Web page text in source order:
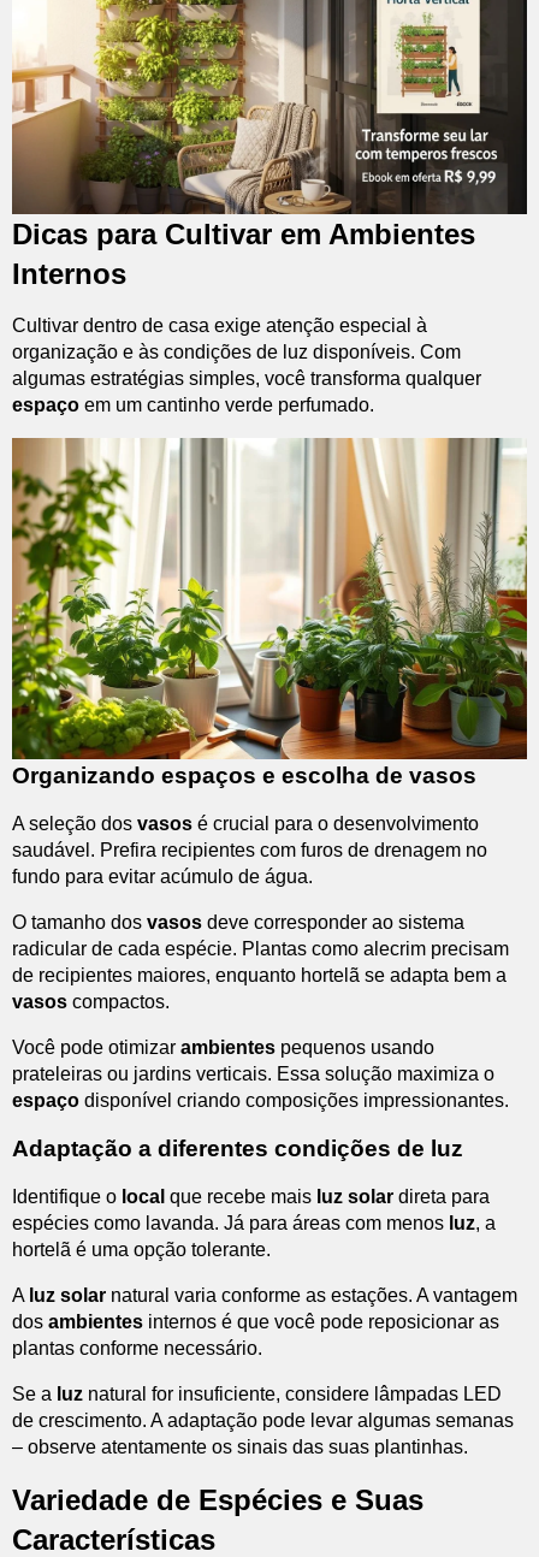
Dicas para Cultivar em Ambientes
Internos
Cultivar dentro de casa exige atenção especial à
organização e às condições de luz disponíveis. Com
algumas estratégias simples, você transforma qualquer
espaço em um cantinho verde perfumado.
Organizando espaços e escolha de vasos
A seleção dos vasos é crucial para o desenvolvimento
saudável. Prefira recipientes com furos de drenagem no
fundo para evitar acúmulo de água.
O tamanho dos vasos deve corresponder ao sistema
radicular de cada espécie. Plantas como alecrim precisam
de recipientes maiores, enquanto hortelã se adapta bem a
vasos compactos.
Você pode otimizar ambientes pequenos usando
prateleiras ou jardins verticais. Essa solução maximiza o
espaço disponível criando composições impressionantes.
Adaptação a diferentes condições de luz
Identifique o local que recebe mais luz solar direta para
espécies como lavanda. Já para áreas com menos luz, a
hortelã é uma opção tolerante.
A luz solar natural varia conforme as estações. A vantagem
dos ambientes internos é que você pode reposicionar as
plantas conforme necessário.
Se a luz natural for insuficiente, considere lâmpadas LED
de crescimento. A adaptação pode levar algumas semanas
– observe atentamente os sinais das suas plantinhas.
Variedade de Espécies e Suas
Características